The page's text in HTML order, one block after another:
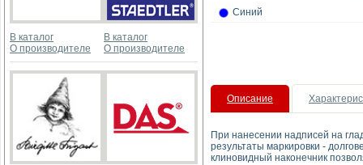
В каталог
О производителе
В каталог
О производителе
Синий
Описание
При нанесении надписей на
результаты маркировки -
клиновидный наконечник